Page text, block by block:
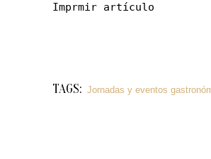
Imprmir artículo
TAGS: Jornadas y eventos